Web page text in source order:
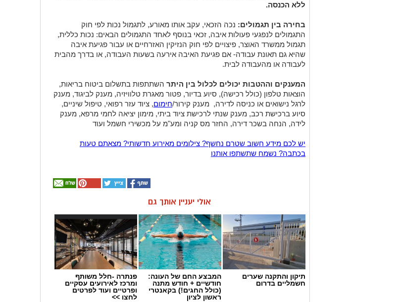
ללא הכנסה.
בחירה בין תגמולים: נכה הזכאי, עקב אותו מאורע, לתגמול נכות לפי חוק
התגמולים לנפגעי פעולות איבה, זכאי בנוסף לאחד התגמולים הבאים: נכות כללית,
תגמול ממשרד האוצר, פיצויים לפי חוק הנזיקין האזרחיים או עבור פגיעת איבה
שהיא גם תאונת עבודה- אם פגיעת האיבה אירעה בשעות העבודה, או בדרך מהבית
לעבודה או מהעבודה לבית.
המענקים וההטבות יכולים לכלול בין היתר השתתפות בתשלום ביטוח בריאות,
הוצאות טלפון (כולל רכישה), סיוע בדיור, פטור מאגרת טלוויזיה, מענק לביגוד, מענק
לרגל נישואים או כניסה לדירה, מענק קירור/חימום, ציוד עזר רפואי, טיפול שיניים,
סיוע ברכישת רכב, מענק שנתי לרכישת ציוד ביתי, מימון יציאה לחמי מרפא, מענק
לידה, הנחה בשכר דירה, החזר מס קניה ומע"מ על מכשירי חשמל ועוד
יש לכם מידע חשוב שטרם נחשף? צילומים מאירוע חדשותי? מצאתם טעות
בכתבה? נשמח שתשתפו אותנו
אולי יעניין אותך גם
תיקון והתקנה שערים
חשמליים בדרום
המבצע החם של העונה:
חודשיים + חודש מתנה
(כולל החגים!) בקאנטרי
ראשון לציון
פנתרה -חלל משותף
ומרכז לאירועים עסקיים
ופרטיים ועוד לפרטים
לחצו >>